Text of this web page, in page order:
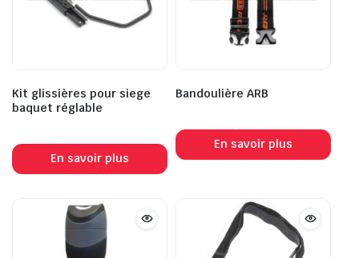
Kit glissières pour siege
baquet réglable
En savoir plus
Bandoulière ARB
En savoir plus